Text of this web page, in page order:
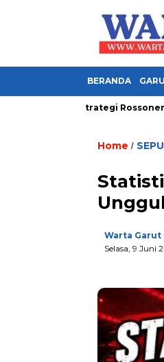
BERANDA
Strategi Rossoneri
Home /
Warta Garut
Selasa, 9 Juni